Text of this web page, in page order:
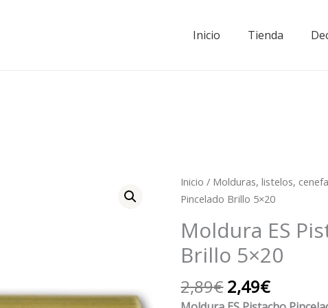
Inicio Tienda
Inicio / Molduras, listelos,
Pincelado Brillo 5×20
Moldura ES
Brillo 5×20
2,89€
El
precio
era:
2,89€.
2,49€
El
precio
es:
2,49€.
Moldura
ES
Pincelado
Brillo
5x20
cantidad